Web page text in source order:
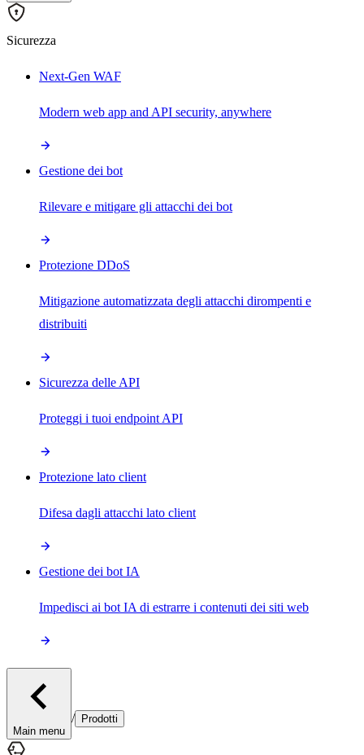
Sicurezza
Next-Gen WAF
Modern web app and API security, anywhere
Gestione dei bot
Rilevare e mitigare gli attacchi dei bot
Protezione DDoS
Mitigazione automatizzata degli attacchi dirompenti e
distribuiti
Sicurezza delle API
Proteggi i tuoi endpoint API
Protezione lato client
Difesa dagli attacchi lato client
Gestione dei bot IA
Impedisci ai bot IA di estrarre i contenuti dei siti web
Main menu
/ Prodotti